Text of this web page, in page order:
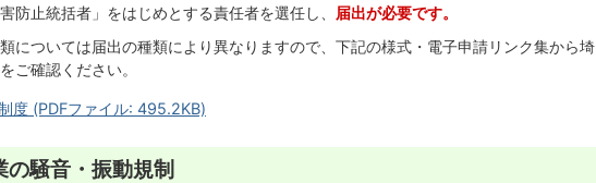
防止統括者」をはじめとする責任者を選任し、 届出が必要です。
については届出の種類により異なりますので、下記の様式・電子申請リンク集から埼
ご確認ください。
度 (PDFファイル: 495.2KB)
騒音・振動規制